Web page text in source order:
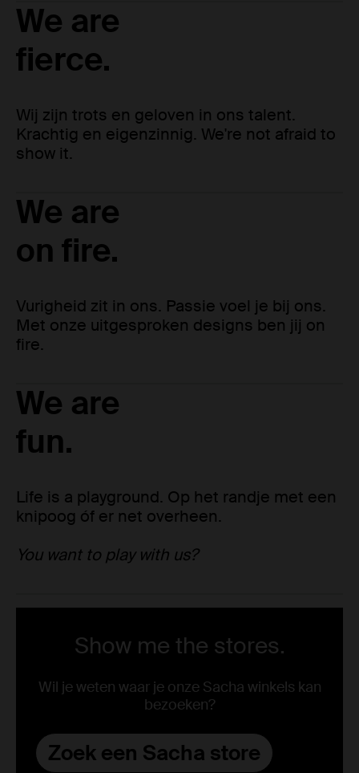
We are
fierce.
Wij zijn trots en geloven in ons talent.
Krachtig en eigenzinnig. We're not afraid to
show it.
We are
on fire.
Vurigheid zit in ons. Passie voel je bij ons.
Met onze uitgesproken designs ben jij on
fire.
We are
fun.
Life is a playground. Op het randje met een
knipoog óf er net overheen.
You want to play with us?
Show me the stores.
Wil je weten waar je onze Sacha winkels kan
bezoeken?
Zoek een Sacha store